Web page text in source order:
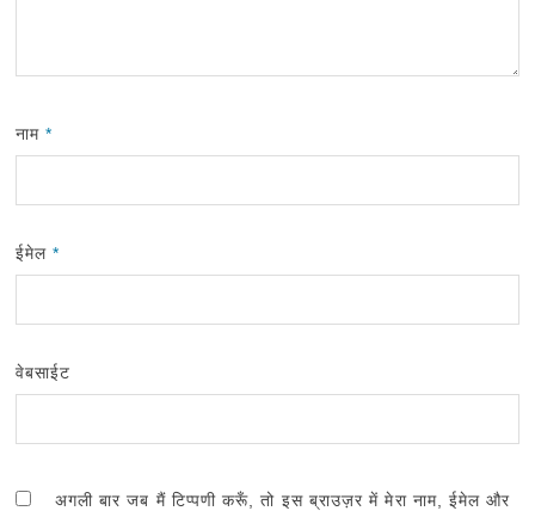
नाम*
ईमेल*
वेबसाईट
अगली बार जब मैं टिप्पणी करूँ, तो इस ब्राउज़र में मेरा नाम, ईमेल और